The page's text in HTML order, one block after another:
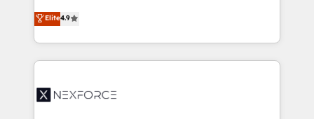
technical know-how and strategic guidance you
need to succeed.
Elite Partner. With 500+ projects across the U.S.,
Brazil, and LATAM, we combine global expertise with
regional experience. Today, we are Brazil’s largest
HubSpot Elite Partner—trusted by companies across
Implementation & Migration Onboarding across all
Elite4.9